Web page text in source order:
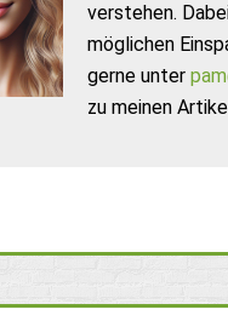
verstehen.
möglichen
gerne unter
zu meinen